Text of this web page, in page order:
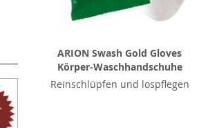
ARION Swash Gold Gloves
Körper-Waschhandschuhe
Reinschlüpfen und lospflegen